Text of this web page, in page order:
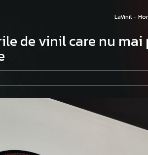
LaVinil -
de vinil care nu